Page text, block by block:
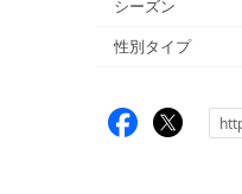
シーズン
性別タイプ